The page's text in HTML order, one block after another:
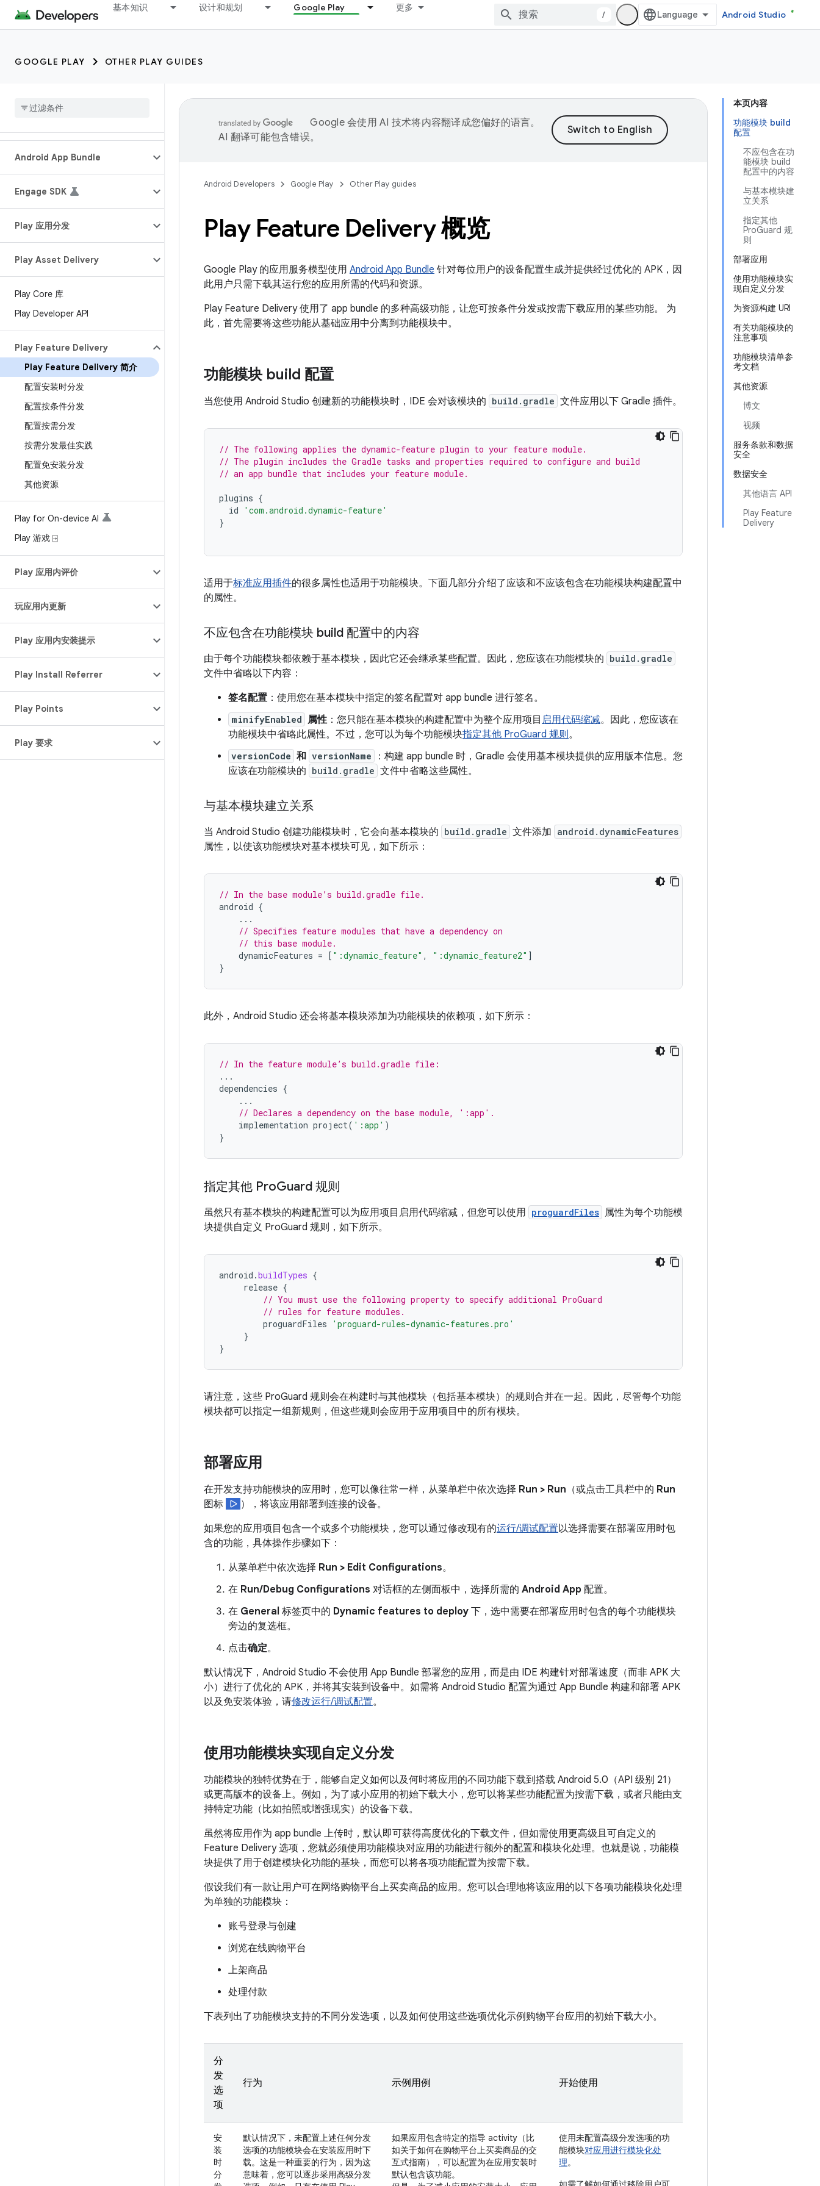
基本知识 设计和规划 Google Play 更多
/ Android Studio
GOOGLE PLAY OTHER PLAY GUIDES
Android App Bundle
Engage SDK
Play 应用分发
Play Asset Delivery
Play Core 库
Play Developer API
Play Feature Delivery
Play Feature Delivery 简介
配置安装时分发
配置按条件分发
配置按需分发
按需分发最佳实践
配置免安装分发
其他资源
Play for On-device AI
Play 游戏 ⍈
Play 应用内评价
玩应用内更新
Play 应用内安装提示
Play Install Referrer
Play Points
Play 要求
本页内容
功能模块 build
配置
不应包含在功
能模块 build
配置中的内容
与基本模块建
立关系
指定其他
ProGuard 规
则
部署应用
使用功能模块实
现自定义分发
为资源构建 URI
有关功能模块的
注意事项
功能模块清单参
考文档
其他资源
博文
视频
服务条款和数据
安全
数据安全
其他语言 API
Play Feature
Delivery
Google 会使用 AI 技术将内容翻译成您偏好的语言。
AI 翻译可能包含错误。
Android Developers Google Play Other Play guides
Play Feature Delivery 概览
Google Play 的应用服务模型使用 Android App Bundle 针对每位用户的设备配置生成并提供经过优化的 APK，因
此用户只需下载其运行您的应用所需的代码和资源。
Play Feature Delivery 使用了 app bundle 的多种高级功能，让您可按条件分发或按需下载应用的某些功能。 为
此，首先需要将这些功能从基础应用中分离到功能模块中。
功能模块 build 配置
当您使用 Android Studio 创建新的功能模块时，IDE 会对该模块的 build.gradle 文件应用以下 Gradle 插件。
// The following applies the dynamic-feature plugin to your feature module.
// The plugin includes the Gradle tasks and properties required to configure and build
// an app bundle that includes your feature module.
plugins {
id
'com.android.dynamic-feature'
}
适用于标准应用插件的很多属性也适用于功能模块。下面几部分介绍了应该和不应该包含在功能模块构建配置中
的属性。
不应包含在功能模块 build 配置中的内容
由于每个功能模块都依赖于基本模块，因此它还会继承某些配置。因此，您应该在功能模块的 build.gradle
文件中省略以下内容：
签名配置 ：使用您在基本模块中指定的签名配置对 app bundle 进行签名。
minifyEnabled 属性：您只能在基本模块的构建配置中为整个应用项目 启用代码缩减。因此，您应该在
功能模块中省略此属性。不过，您可以为每个功能模块指定其他 ProGuard 规则。
versionCode 和 versionName
：构建 app bundle 时，Gradle 会使用基本模块提供的应用版本信息。您
应该在功能模块的 build.gradle 文件中省略这些属性。
与基本模块建立关系
当 Android Studio 创建功能模块时，它会向基本模块的 build.gradle 文件添加 android.dynamicFeatures
属性，以使该功能模块对基本模块可见，如下所示：
// In the base module’s build.gradle file.
android {
...
// Specifies feature modules that have a dependency on
// this base module.
dynamicFeatures = [ ":dynamic_feature" , ":dynamic_feature2" ]
}
此外，Android Studio 还会将基本模块添加为功能模块的依赖项，如下所示：
// In the feature module’s build.gradle file:
...
dependencies {
...
// Declares a dependency on the base module, ':app'.
implementation project( ':app' )
}
指定其他 ProGuard 规则
虽然只有基本模块的构建配置可以为应用项目启用代码缩减，但您可以使用 proguardFiles 属性为每个功能模
块提供自定义 ProGuard 规则，如下所示。
android .buildTypes {
release {
// You must use the following property to specify additional ProGuard
// rules for feature modules.
proguardFiles
'proguard-rules-dynamic-features.pro'
}
}
请注意，这些 ProGuard 规则会在构建时与其他模块（包括基本模块）的规则合并在一起。因此，尽管每个功能
模块都可以指定一组新规则，但这些规则会应用于应用项目中的所有模块。
部署应用
在开发支持功能模块的应用时，您可以像往常一样，从菜单栏中依次选择 Run > Run （或点击工具栏中的 Run
图标
），将该应用部署到连接的设备。
如果您的应用项目包含一个或多个功能模块，您可以通过修改现有的运行/调试配置以选择需要在部署应用时包
含的功能，具体操作步骤如下：
从菜单栏中依次选择 Run > Edit Configurations。
在 Run/Debug Configurations 对话框的左侧面板中，选择所需的 Android App 配置。
在 General 标签页中的 Dynamic features to deploy 下，选中需要在部署应用时包含的每个功能模块
旁边的复选框。
点击确定。
默认情况下，Android Studio 不会使用 App Bundle 部署您的应用，而是由 IDE 构建针对部署速度（而非 APK 大
小）进行了优化的 APK，并将其安装到设备中。如需将 Android Studio 配置为通过 App Bundle 构建和部署 APK
以及免安装体验，请修改运行/调试配置。
使用功能模块实现自定义分发
功能模块的独特优势在于，能够自定义如何以及何时将应用的不同功能下载到搭载 Android 5.0（API 级别 21）
或更高版本的设备上。例如，为了减小应用的初始下载大小，您可以将某些功能配置为按需下载，或者只能由支
持特定功能（比如拍照或增强现实）的设备下载。
虽然将应用作为 app bundle 上传时，默认即可获得高度优化的下载文件，但如需使用更高级且可自定义的
Feature Delivery 选项，您就必须使用功能模块对应用的功能进行额外的配置和模块化处理。 也就是说，功能模
块提供了用于创建模块化功能的基块，而您可以将各项功能配置为按需下载。
假设我们有一款让用户可在网络购物平台上买卖商品的应用。您可以合理地将该应用的以下各项功能模块化处理
为单独的功能模块：
账号登录与创建
浏览在线购物平台
上架商品
处理付款
下表列出了功能模块支持的不同分发选项，以及如何使用这些选项优化示例购物平台应用的初始下载大小。
分
发
选
项
行为 示例用例 开始使用
安
装
时
分
默认情况下，未配置上述任何分发
选项的功能模块会在安装应用时下
载。这是一种重要的行为，因为这
意味着，您可以逐步采用高级分发
如果应用包含特定的指导 activity（比
如关于如何在购物平台上买卖商品的交
互式指南），可以配置为在应用安装时
默认包含该功能。
使用未配置高级分发选项的功
能模块对应用进行模块化处
理。